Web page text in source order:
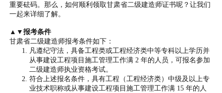
重要砝码。那么，如何顺利领取甘肃省二级建造师证书呢？让我们
一起来详细了解。
▲▼报考条件
甘肃省二级建造师报考条件如下：
凡遵纪守法，具备工程类或工程经济类中等专科以上学历并
从事建设工程项目施工管理工作满 2 年的人员，可报名参加
二级建造师执业资格考试。
符合上述报名条件，具有工程（工程经济类）中级及以上专
业技术职称或从事建设工程项目施工管理工作满 15 年的人